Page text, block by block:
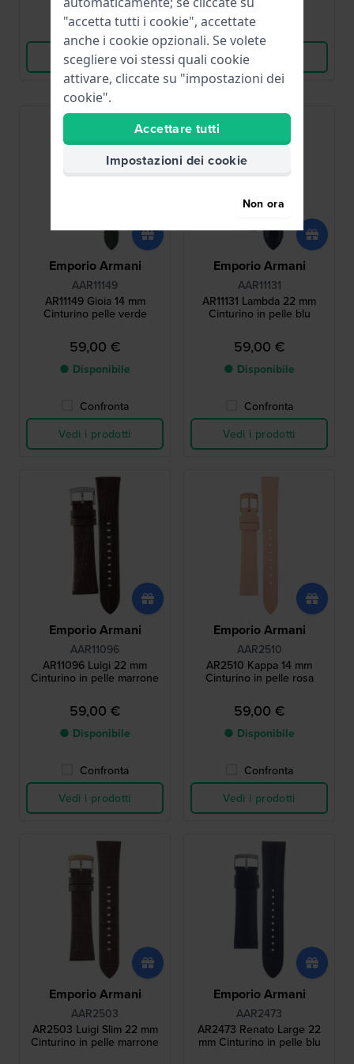
Confronta
Vedi i prodotti
Confronta
Vedi i prodotti
Emporio Armani
AAR11149
AR11149 Gioia 14 mm
Cinturino pelle verde
59,00 €
● Disponibile
Confronta
Vedi i prodotti
Emporio Armani
AAR11131
AR11131 Lambda 22 mm
Cinturino in pelle blu
59,00 €
● Disponibile
Confronta
Vedi i prodotti
Emporio Armani
AAR11096
AR11096 Luigi 22 mm
Cinturino in pelle marrone
59,00 €
● Disponibile
Confronta
Vedi i prodotti
Emporio Armani
AAR2510
AR2510 Kappa 14 mm
Cinturino in pelle rosa
59,00 €
● Disponibile
Confronta
Vedi i prodotti
Emporio Armani
AAR2503
AR2503 Luigi Slim 22 mm
Cinturino in pelle marrone
Emporio Armani
AAR2473
AR2473 Renato Large 22
mm Cinturino in pelle blu
"accetta tutti i cookie", accettate
anche i cookie opzionali. Se volete
scegliere voi stessi quali cookie
attivare, cliccate su "impostazioni dei
cookie".
Accettare tutti
Impostazioni dei cookie
Non ora